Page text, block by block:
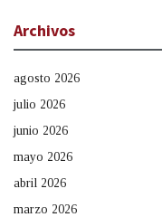
Archivos
agosto 2026
julio 2026
junio 2026
mayo 2026
abril 2026
marzo 2026